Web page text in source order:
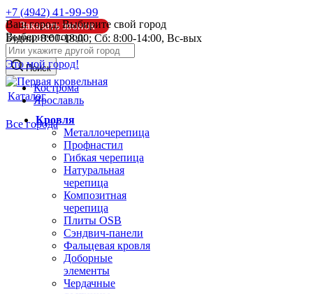
Ваш город: Выбирите свой город
Выберите город:
Это мой город!
Кострома
Ярославль
Все города
+7 (4942) 41-99-99
Заказать звонок
Будни: 8:00-18:00; Сб: 8:00-14:00, Вс-вых
info@pk44.ru
Поиск
Каталог
Кровля
Металлочерепица
Профнастил
Гибкая черепица
Натуральная
черепица
Композитная
черепица
Плиты OSB
Сэндвич-панели
Фальцевая кровля
Доборные
элементы
Чердачные